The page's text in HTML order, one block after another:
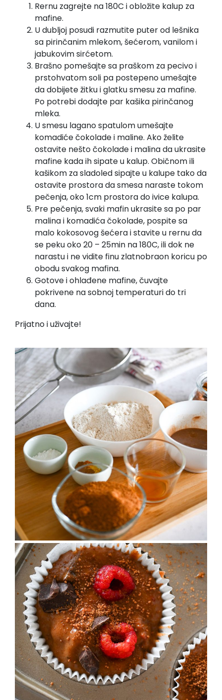
Rernu zagrejte na 180C i obložite kalup za
mafine.
U dubljoj posudi razmutite puter od lešnika
sa pirinčanim mlekom, šećerom, vanilom i
jabukovim sirćetom.
Brašno pomešajte sa praškom za pecivo i
prstohvatom soli pa postepeno umešajte
da dobijete žitku i glatku smesu za mafine.
Po potrebi dodajte par kašika pirinčanog
mleka.
U smesu lagano spatulom umešajte
komadiće čokolade i maline. Ako želite
ostavite nešto čokolade i malina da ukrasite
mafine kada ih sipate u kalup. Običnom ili
kašikom za sladoled sipajte u kalupe tako da
ostavite prostora da smesa naraste tokom
pečenja, oko 1cm prostora do ivice kalupa.
Pre pečenja, svaki mafin ukrasite sa po par
malina i komadića čokolade, pospite sa
malo kokosovog šećera i stavite u rernu da
se peku oko 20 – 25min na 180C, ili dok ne
narastu i ne vidite finu zlatnobraon koricu po
obodu svakog mafina.
Gotove i ohlađene mafine, čuvajte
pokrivene na sobnoj temperaturi do tri
dana.
Prijatno i uživajte!